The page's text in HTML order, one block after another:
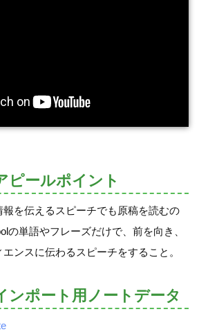
ピールポイント
を伝えるスピーチでも原稿を読むの
の単語やフレーズだけで、前を向き、
ンスに伝わるスピーチをすること。
ンポート用ノートデータ